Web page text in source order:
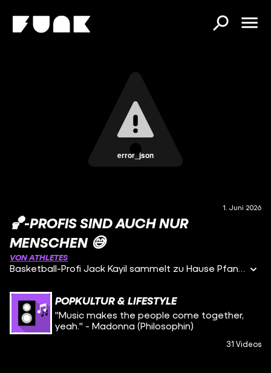
error_json
1. Juni 2026
🏀-PROFIS SIND AUCH NUR
MENSCHEN 😅
VON ATHLETES
Basketball-Profi Jack Kayil sammelt zu Hause Pfandflaschen.
POPKULTUR & LIFESTYLE
"Music makes the people come together,
yeah." - Madonna (Philosophin)
31 Videos